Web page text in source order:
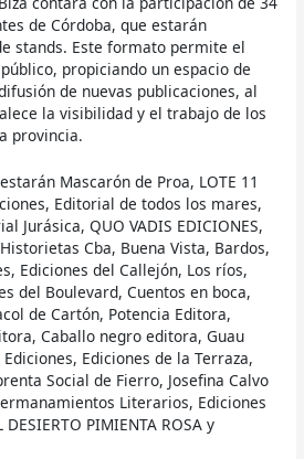
de Córdoba, que estarán
stands. Este formato permite el
propiciando un espacio de
de nuevas publicaciones, al
la visibilidad y el trabajo de los
provincia.
Mascarón de Proa, LOTE 11
Editorial de todos los mares,
Jurásica, QUO VADIS EDICIONES,
Cba, Buena Vista, Bardos,
Ediciones del Callejón, Los ríos,
del Boulevard, Cuentos en boca,
de Cartón, Potencia Editora,
Caballo negro editora, Guau
Ediciones de la Terraza,
Social de Fierro, Josefina Calvo
Literarios, Ediciones
PIMIENTA ROSA y